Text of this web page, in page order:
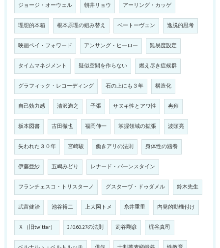
ジョージ・オーウェル 朝井リョウ アーリング・カッゲ
理想的本箱 根本原理の組み替え ベートーヴェン 逸脱的思考
映画ペイ・フォワード アンサング・ヒーロー 難易度設定
タイムマネジメント 疑似空間を作らない 燃え尽き症候群
グラフィック・レコーディング 石の上にも３年 構造化
自己効力感 清沢満之 子張 サヌキ性とアワ性 冉雍
坂本図書 古田徹也 福岡伸一 掌握領域の拡張 波頭亮
失われた３０年 宮崎駿 働きアリの法則 身体性の涵養
伊藤亜紗 五嶋みどり レナード・バーンスタイン
フランチェスコ・トリスターノ グスターヴ・ドゥダメル 鈴木先生
武富健治 池谷裕二 上大岡トメ 糸井重里 内発的動機付け
Ｘ（旧twitter） 3:10:60:27の法則 苅谷剛彦 梶谷真司